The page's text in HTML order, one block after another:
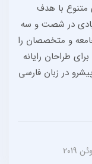
متنوع با هدف
زیادی در شصت و سه
و متخصصان را
طراحان رایانه
در زبان فارسی